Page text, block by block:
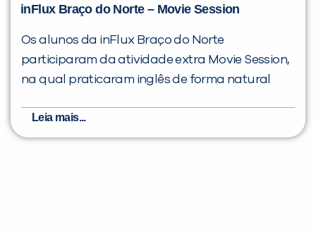
inFlux Braço do Norte – Movie Session
Os alunos da inFlux Braço do Norte
participaram da atividade extra Movie Session,
na qual praticaram inglês de forma natural
Leia mais...